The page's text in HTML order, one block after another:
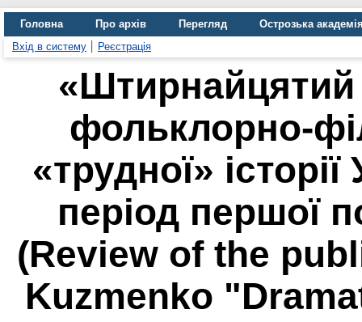
Головна Про архів Перегляд
Острозька
Вхід в систему
Реєстрація
«Штирнайцятий
фольклорно-
«трудної»
період першої
(Review of the
Kuzmenko